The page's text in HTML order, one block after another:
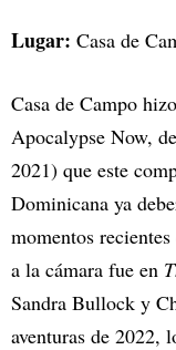
Lugar: Casa de
Casa de Campo
Apocalypse Now,
2021) que este
Dominicana ya
momentos
a la cámara fue en
Sandra Bullock y
aventuras de 2022,